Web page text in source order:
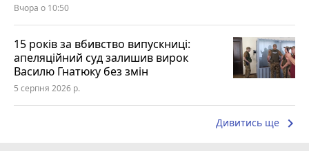
Вчора о 10:50
15 років за вбивство випускниці:
апеляційний суд залишив вирок
Василю Гнатюку без змін
5 серпня 2026 р.
Дивитись ще keyboard_arrow_right